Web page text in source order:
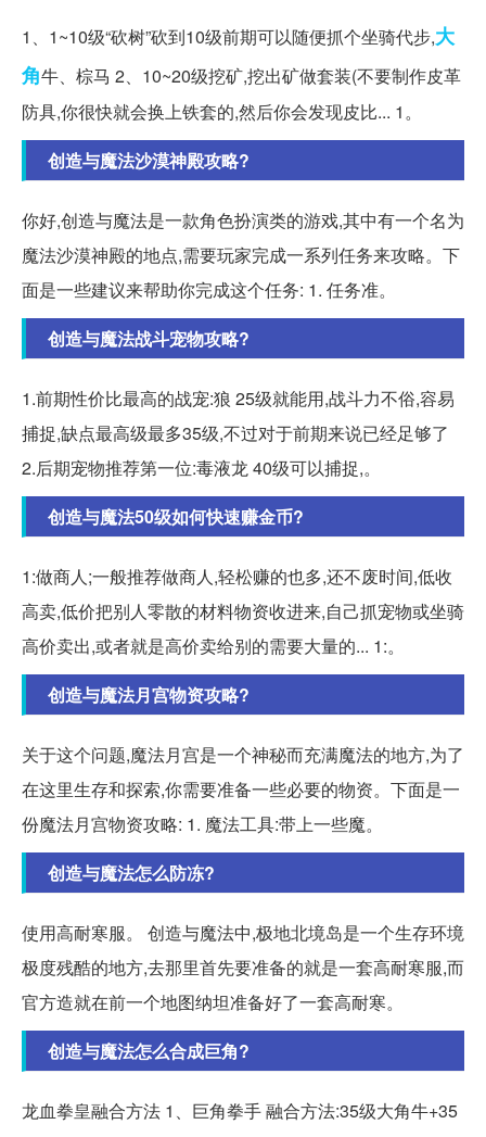
1、1~10级“砍树”砍到10级前期可以随便抓个坐骑代步,大
角牛、棕马 2、10~20级挖矿,挖出矿做套装(不要制作皮革
防具,你很快就会换上铁套的,然后你会发现皮比... 1。
创造与魔法沙漠神殿攻略?
你好,创造与魔法是一款角色扮演类的游戏,其中有一个名为
魔法沙漠神殿的地点,需要玩家完成一系列任务来攻略。下
面是一些建议来帮助你完成这个任务: 1. 任务准。
创造与魔法战斗宠物攻略?
1.前期性价比最高的战宠:狼 25级就能用,战斗力不俗,容易
捕捉,缺点最高级最多35级,不过对于前期来说已经足够了
2.后期宠物推荐第一位:毒液龙 40级可以捕捉,。
创造与魔法50级如何快速赚金币?
1:做商人;一般推荐做商人,轻松赚的也多,还不废时间,低收
高卖,低价把别人零散的材料物资收进来,自己抓宠物或坐骑
高价卖出,或者就是高价卖给别的需要大量的... 1:。
创造与魔法月宫物资攻略?
关于这个问题,魔法月宫是一个神秘而充满魔法的地方,为了
在这里生存和探索,你需要准备一些必要的物资。下面是一
份魔法月宫物资攻略: 1. 魔法工具:带上一些魔。
创造与魔法怎么防冻?
使用高耐寒服。 创造与魔法中,极地北境岛是一个生存环境
极度残酷的地方,去那里首先要准备的就是一套高耐寒服,而
官方造就在前一个地图纳坦准备好了一套高耐寒。
创造与魔法怎么合成巨角?
龙血拳皇融合方法 1、巨角拳手 融合方法:35级大角牛+35